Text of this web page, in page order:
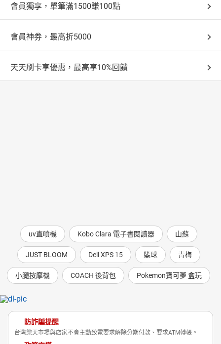
會員獨享，單筆滿1500賺100點
會員神券，最高折5000
天天刷卡享優惠，最高享10%回饋
uv直噴機 Kobo Clara 電子書閱讀器 山蘇
JUST BLOOM Dell XPS 15 籃球 青梅
小腿按摩機 COACH 後背包 Pokemon寶可夢 盒玩
防詐騙提醒
台灣樂天市場與店家不會主動致電要求解除分期付款、要求ATM轉帳。